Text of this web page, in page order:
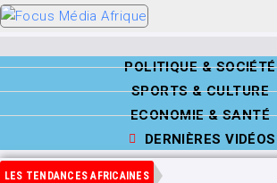
POLITIQUE & SOCIÉTÉ
SPORTS & CULTURE
ECONOMIE & SANTÉ
DERNIÈRES VIDÉOS
LES TENDANCES AFRICAINES